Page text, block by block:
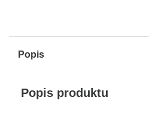
Popis
Popis produktu